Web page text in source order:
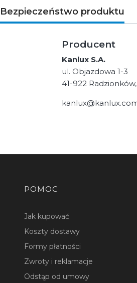
Bezpieczeństwo produktu
Producent
Kanlux S.A.
ul. Objazdowa 1-3
41-922
Linki w stopce
POMOC
Jak kupować
Koszty dostawy
Formy płatności
Zwroty i reklamacje
Odstąp od umowy